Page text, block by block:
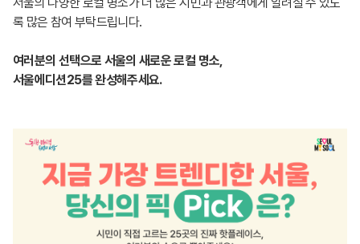
록 많은 참여 부탁드립니다.
여러분의 선택으로 서울의 새로운 로컬 명소,
서울에디션25를 완성해주세요.